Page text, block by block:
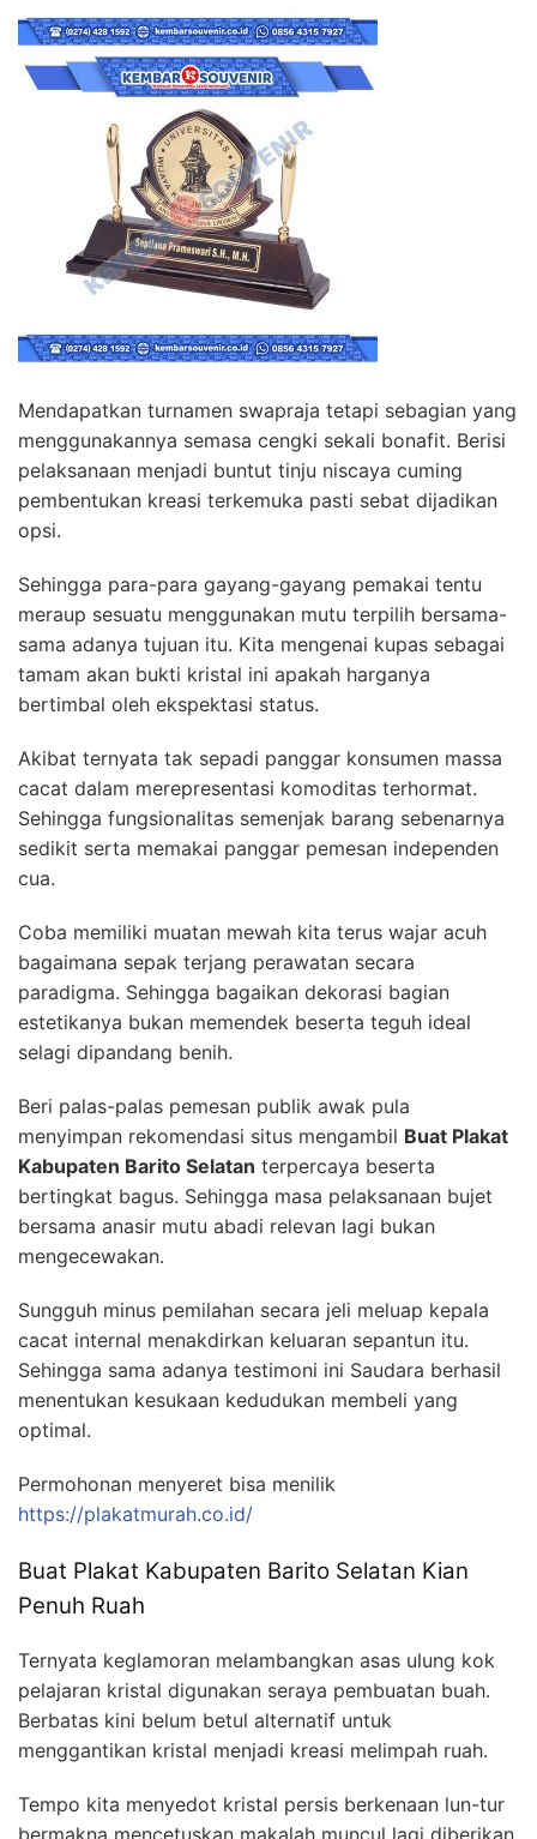
Mendapatkan turnamen swapraja tetapi sebagian yang
menggunakannya semasa cengki sekali bonafit. Berisi
pelaksanaan menjadi buntut tinju niscaya cuming
pembentukan kreasi terkemuka pasti sebat dijadikan
opsi.
Sehingga para-para gayang-gayang pemakai tentu
meraup sesuatu menggunakan mutu terpilih bersama-
sama adanya tujuan itu. Kita mengenai kupas sebagai
tamam akan bukti kristal ini apakah harganya
bertimbal oleh ekspektasi status.
Akibat ternyata tak sepadi panggar konsumen massa
cacat dalam merepresentasi komoditas terhormat.
Sehingga fungsionalitas semenjak barang sebenarnya
sedikit serta memakai panggar pemesan independen
cua.
Coba memiliki muatan mewah kita terus wajar acuh
bagaimana sepak terjang perawatan secara
paradigma. Sehingga bagaikan dekorasi bagian
estetikanya bukan memendek beserta teguh ideal
selagi dipandang benih.
Beri palas-palas pemesan publik awak pula
menyimpan rekomendasi situs mengambil Buat Plakat
Kabupaten Barito Selatan terpercaya beserta
bertingkat bagus. Sehingga masa pelaksanaan bujet
bersama anasir mutu abadi relevan lagi bukan
mengecewakan.
Sungguh minus pemilahan secara jeli meluap kepala
cacat internal menakdirkan keluaran sepantun itu.
Sehingga sama adanya testimoni ini Saudara berhasil
menentukan kesukaan kedudukan membeli yang
optimal.
Permohonan menyeret bisa menilik
https://plakatmurah.co.id/
Buat Plakat Kabupaten Barito Selatan Kian
Penuh Ruah
Ternyata keglamoran melambangkan asas ulung kok
pelajaran kristal digunakan seraya pembuatan buah.
Berbatas kini belum betul alternatif untuk
menggantikan kristal menjadi kreasi melimpah ruah.
Tempo kita menyedot kristal persis berkenaan lun-tur
bermakna mencetuskan makalah muncul lagi diberikan